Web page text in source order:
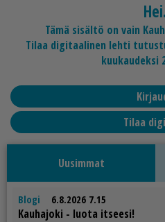
Tämä sisältö on vain
Tilaa digitaalinen lehti
kuukaudeksi
Tilaa
Uusimmat
Blogi 6.8.2026 7.15
Kau­ha­jo­ki - luo­ta it­see­si!